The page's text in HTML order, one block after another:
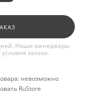
Наши менеджеры
заказа.
невозможно
RuStore